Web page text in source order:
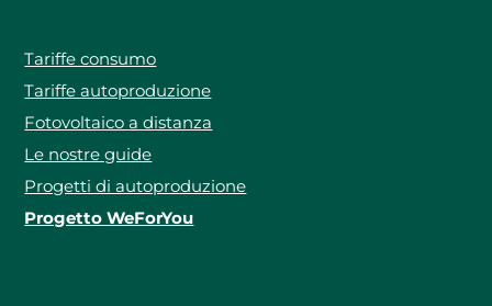
Tariffe consumo
Tariffe autoproduzione
Fotovoltaico a distanza
Le nostre guide
Progetti di autoproduzione
Progetto WeForYou